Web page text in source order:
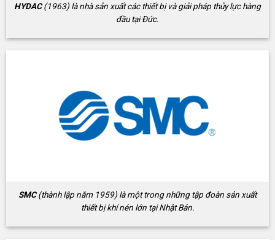
HYDAC(1963) là nhà sản xuất các thiết bị và giải pháp thủy lực hàng
đầu tại Đức.
SMC(thành lập năm 1959) là một trong những tập đoàn sản xuất
thiết bị khí nén lớn tại Nhật Bản.